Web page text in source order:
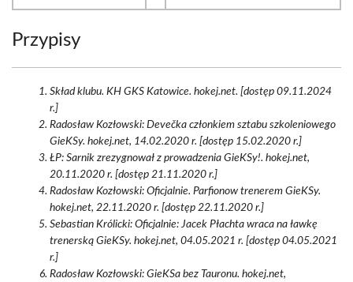
Przypisy
Skład klubu. KH GKS Katowice. hokej.net. [dostęp 09.11.2024
r.]
Radosław Kozłowski: Devečka członkiem sztabu szkoleniowego
GieKSy. hokej.net, 14.02.2020 r. [dostęp 15.02.2020 r.]
ŁP: Sarnik zrezygnował z prowadzenia GieKSy!. hokej.net,
20.11.2020 r. [dostęp 21.11.2020 r.]
Radosław Kozłowski: Oficjalnie. Parfionow trenerem GieKSy.
hokej.net, 22.11.2020 r. [dostęp 22.11.2020 r.]
Sebastian Królicki: Oficjalnie: Jacek Płachta wraca na ławkę
trenerską GieKSy. hokej.net, 04.05.2021 r. [dostęp 04.05.2021
r.]
Radosław Kozłowski: GieKSa bez Tauronu. hokej.net,